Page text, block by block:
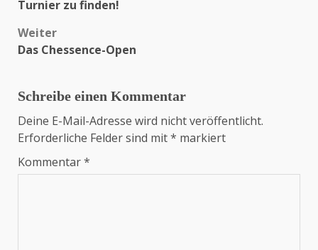
Turnier zu finden!
Weiter
Das Chessence-Open
Schreibe einen Kommentar
Deine E-Mail-Adresse wird nicht veröffentlicht.
Erforderliche Felder sind mit* markiert
Kommentar*